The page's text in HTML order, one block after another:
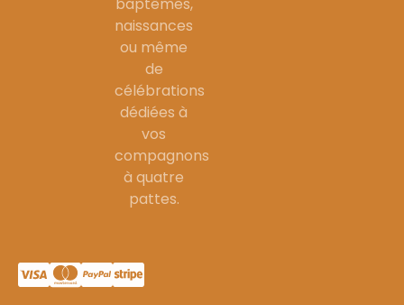
naissances
ou même
de
célébrations
dédiées à
vos
compagnons
à quatre
pattes.